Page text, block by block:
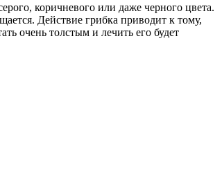
коричневого или даже черного цвета.
Действие грибка приводит к тому,
очень толстым и лечить его будет